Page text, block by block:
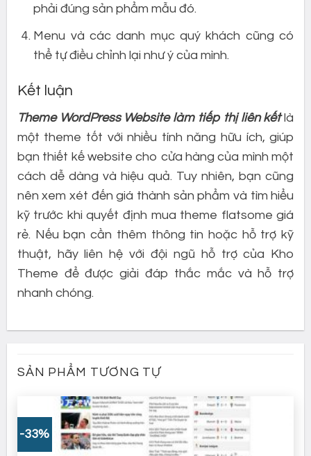
phải đúng sản phẩm mẫu đó.
Menu và các danh mục quý khách cũng có
thể tự điều chỉnh lại như ý của mình.
Kết luận
Theme WordPress Website làm tiếp thị liên kết là
một theme tốt với nhiều tính năng hữu ích, giúp
bạn thiết kế website cho cửa hàng của mình một
cách dễ dàng và hiệu quả. Tuy nhiên, bạn cũng
nên xem xét đến giá thành sản phẩm và tìm hiểu
kỹ trước khi quyết định mua theme flatsome giá
rẻ. Nếu bạn cần thêm thông tin hoặc hỗ trợ kỹ
thuật, hãy liên hệ với đội ngũ hỗ trợ của Kho
Theme để được giải đáp thắc mắc và hỗ trợ
nhanh chóng.
SẢN PHẨM TƯƠNG TỰ
-33%